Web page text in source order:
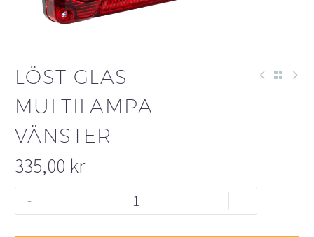
LÖST GLAS
MULTILAMPA
VÄNSTER
335,00 kr
-
glas
+